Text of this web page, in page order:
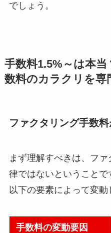
でしょう。
手数料1.5%～は本
数料のカラクリを専
ファクタリング手数
まず理解すべきは、フ
律ではないということ
以下の要素によって変動
手数料の変動要因